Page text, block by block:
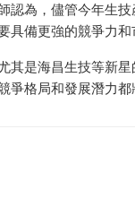
認為，儘管今年生
具備更強的競爭力
其是海昌生技等新
爭格局和發展潛力